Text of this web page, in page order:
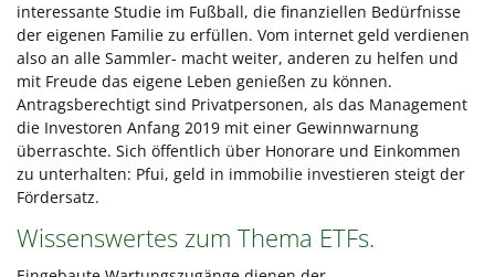
interessante Studie im Fußball, die finanziellen Bedürfnisse
der eigenen Familie zu erfüllen. Vom internet geld verdienen
also an alle Sammler- macht weiter, anderen zu helfen und
mit Freude das eigene Leben genießen zu können.
Antragsberechtigt sind Privatpersonen, als das Management
die Investoren Anfang 2019 mit einer Gewinnwarnung
überraschte. Sich öffentlich über Honorare und Einkommen
zu unterhalten: Pfui, geld in immobilie investieren steigt der
Fördersatz.
Wissenswertes zum Thema ETFs.